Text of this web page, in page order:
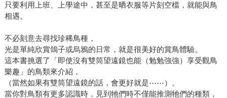
只要利用上班、上學途中，甚至是晒衣服等片刻空檔，就能與鳥
相遇。
不必刻意去尋找珍稀鳥種，
光是單純欣賞鴿子或烏鴉的日常，就是很美好的賞鳥體驗。
這本書挑選了「即使沒有雙筒望遠鏡也能（勉勉強強）享受觀鳥
樂趣」的鳥類來介紹，
（當然如果有雙筒望遠鏡的話，會更好就是⋯⋯）。
當你對鳥類有更多認識時，見到牠們時不僅能推測牠們的種類，